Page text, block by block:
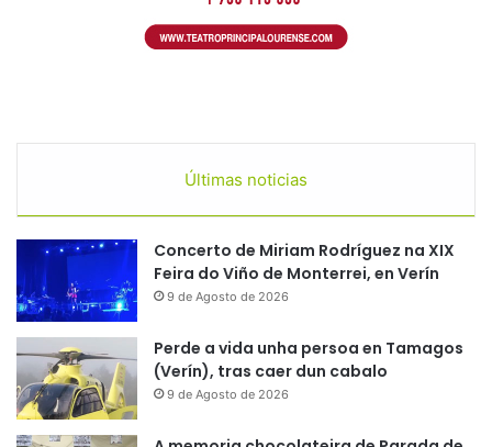
Últimas noticias
Concerto de Miriam Rodríguez na XIX
Feira do Viño de Monterrei, en Verín
9 de Agosto de 2026
Perde a vida unha persoa en Tamagos
(Verín), tras caer dun cabalo
9 de Agosto de 2026